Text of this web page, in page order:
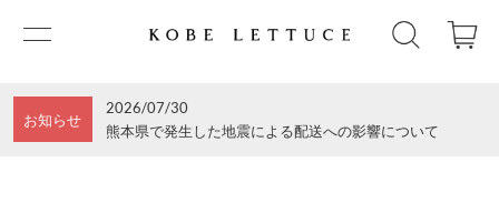
お知らせ
2026/07/30
熊本県で発生した地震による配送への影響について